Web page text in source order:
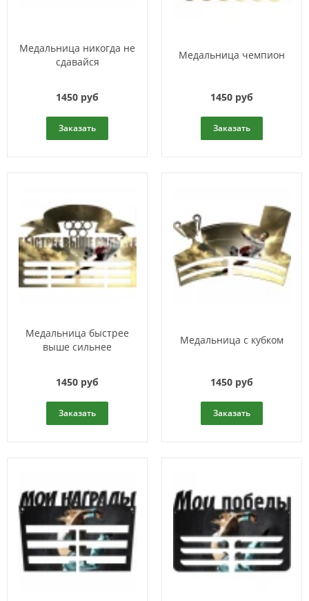
Медальница никогда не
сдавайся
1450 руб
Заказать
Медальница чемпион
1450 руб
Заказать
Медальница быстрее
выше сильнее
1450 руб
Заказать
Медальница с кубком
1450 руб
Заказать